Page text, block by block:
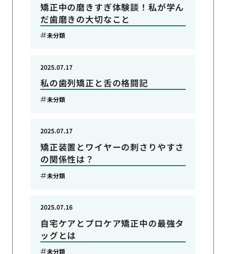
矯正中の磨きすぎ体験談！私が学ん
だ歯磨きの大切なこと
未分類
私の歯列矯正と舌の格闘記
2025.07.17
未分類
矯正装置とワイヤーの刺さりやすさ
の関係性は？
2025.07.17
未分類
自宅ケアとプロケア矯正中の最強タ
ッグとは
2025.07.16
未分類